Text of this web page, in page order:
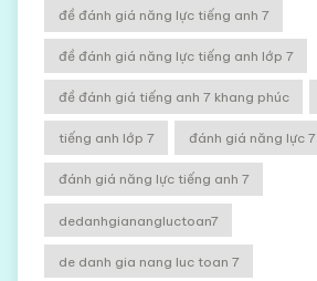
đề đánh giá năng lực tiếng anh 7
đề đánh giá năng lực tiếng anh lớp 7
đề đánh giá tiếng anh 7 khang phúc
tiếng anh lớp 7 đánh giá năng lực 7
đánh giá năng lực tiếng anh 7
dedanhgianangluctoan7
de danh gia nang luc toan 7